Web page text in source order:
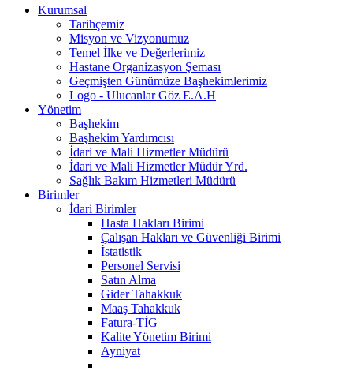
Kurumsal
Tarihçemiz
Misyon ve Vizyonumuz
Temel İlke ve Değerlerimiz
Hastane Organizasyon Şeması
Geçmişten Günümüze Başhekimlerimiz
Logo - Ulucanlar Göz E.A.H
Yönetim
Başhekim
Başhekim Yardımcısı
İdari ve Mali Hizmetler Müdürü
İdari ve Mali Hizmetler Müdür Yrd.
Sağlık Bakım Hizmetleri Müdürü
Birimler
İdari Birimler
Hasta Hakları Birimi
Çalışan Hakları ve Güvenliği Birimi
İstatistik
Personel Servisi
Satın Alma
Gider Tahakkuk
Maaş Tahakkuk
Fatura-TİG
Kalite Yönetim Birimi
Ayniyat